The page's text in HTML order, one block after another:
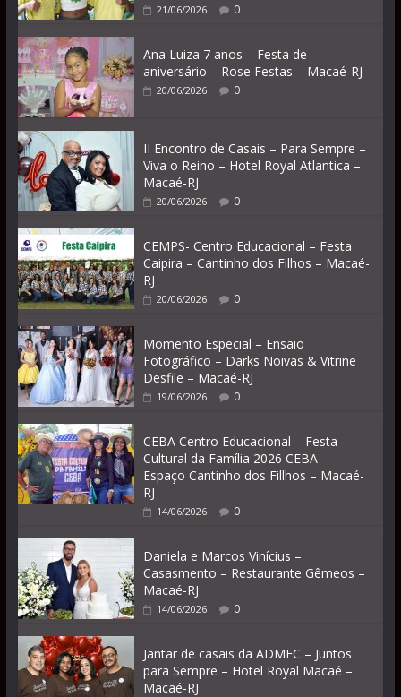
21/06/2026 0
Ana Luiza 7 anos – Festa de
aniversário – Rose Festas – Macaé-RJ
20/06/2026 0
II Encontro de Casais – Para Sempre –
Viva o Reino – Hotel Royal Atlantica –
Macaé-RJ
20/06/2026 0
CEMPS- Centro Educacional – Festa
Caipira – Cantinho dos Filhos – Macaé-
RJ
20/06/2026 0
Momento Especial – Ensaio
Fotográfico – Darks Noivas & Vitrine
Desfile – Macaé-RJ
19/06/2026 0
CEBA Centro Educacional – Festa
Cultural da Família 2026 CEBA –
Espaço Cantinho dos Fillhos – Macaé-
RJ
14/06/2026 0
Daniela e Marcos Vinícius –
Casasmento – Restaurante Gêmeos –
Macaé-RJ
14/06/2026 0
Jantar de casais da ADMEC – Juntos
para Sempre – Hotel Royal Macaé –
Macaé-RJ